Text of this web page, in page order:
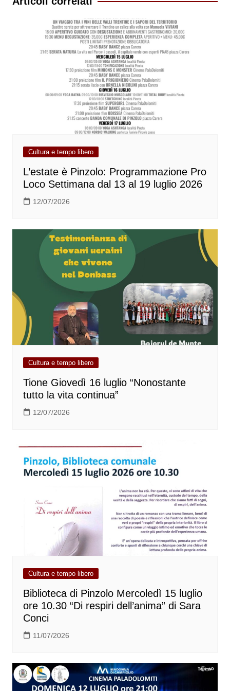
Cultura e tempo libero
L’estate è Pinzolo: Programmazione Pro
Loco Settimana dal 13 al 19 luglio 2026
12/07/2026
Cultura e tempo libero
Tione Giovedì 16 luglio “Nonostante
tutto la vita continua”
12/07/2026
Cultura e tempo libero
Biblioteca di Pinzolo Mercoledì 15 luglio
ore 10.30 “Di respiri dell’anima” di Sara
Conci
11/07/2026